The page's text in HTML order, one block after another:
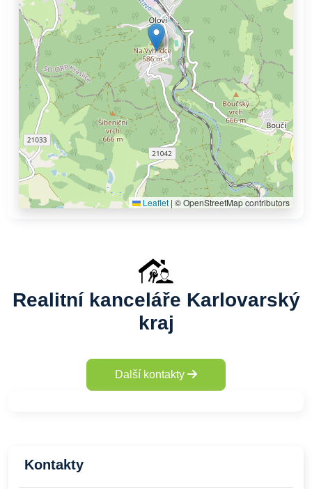
Leaflet | © OpenStreetMap contributors
Realitní kanceláře Karlovarský
kraj
Další kontakty
Kontakty